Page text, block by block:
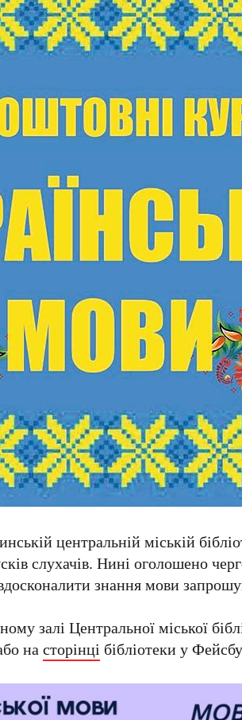
центральній міській
слухачів. Нині оголошено
знання мови
залі Центральної міської
насторінці бібліотеки у